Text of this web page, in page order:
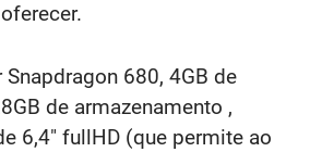
680, 4GB de
de armazenamento ,
6,4" fullHD (que permite ao